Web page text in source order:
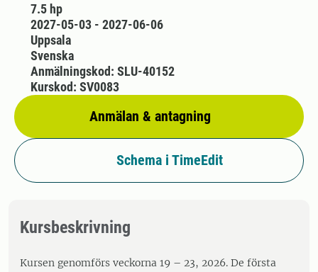
7.5 hp
2027-05-03 - 2027-06-06
Uppsala
Svenska
Anmälan & antagning
Anmälningskod: SLU-40152
Kurskod: SV0083
Schema i TimeEdit
Kursbeskrivning
Kursen genomförs veckorna 19 – 23, 2026. De första